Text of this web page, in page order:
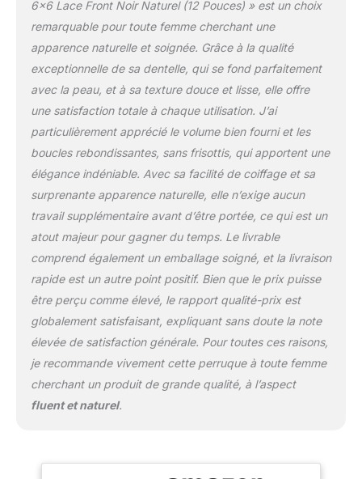
Split Ends, No Hair Loss,
No Knots, Soft and Silky
Hair.
【Upgraded Pre-
Cut 6x6 Lace】：Larger
6x6 lace closure, Real
Invisible HD Lace That
Blends Perfectly Into the
Skin. More Breathable,
More Comfortable to
Wear and More Natural
Without Giving Away
Your Beauty Secrets.
【Upgraded Wig Cap】
Ear-Shaped Unique "C"
that Mimics the
Contours of the
Forehead, Adjustable
Elastic Band Ensures a
Go Glueless Wig.
6×6 Lace Front Noir Naturel (12 Pouces) » est un choix
remarquable pour toute femme cherchant une
apparence naturelle et soignée. Grâce à la qualité
exceptionnelle de sa dentelle, qui se fond parfaitement
avec la peau, et à sa texture douce et lisse, elle offre
une satisfaction totale à chaque utilisation. J’ai
particulièrement apprécié le volume bien fourni et les
boucles rebondissantes, sans frisottis, qui apportent une
élégance indéniable. Avec sa facilité de coiffage et sa
surprenante apparence naturelle, elle n’exige aucun
travail supplémentaire avant d’être portée, ce qui est un
atout majeur pour gagner du temps. Le livrable
comprend également un emballage soigné, et la livraison
rapide est un autre point positif. Bien que le prix puisse
être perçu comme élevé, le rapport qualité-prix est
globalement satisfaisant, expliquant sans doute la note
élevée de satisfaction générale. Pour toutes ces raisons,
je recommande vivement cette perruque à toute femme
cherchant un produit de grande qualité, à l’aspect
fluent et naturel.